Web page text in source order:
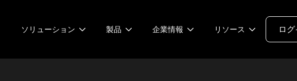
ソリューション 製品 企業情報 リソース ロ